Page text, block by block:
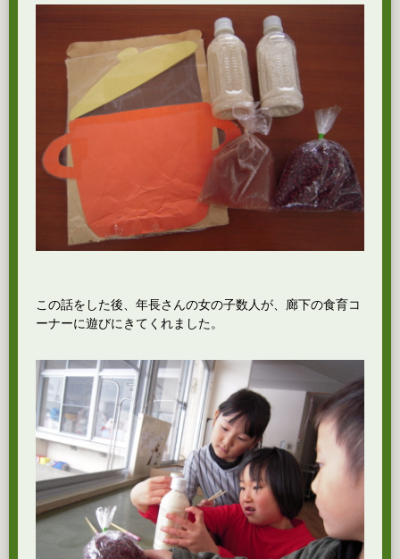
この話をした後、年長さんの女の子数人が、廊下の食育コ
ーナーに遊びにきてくれました。